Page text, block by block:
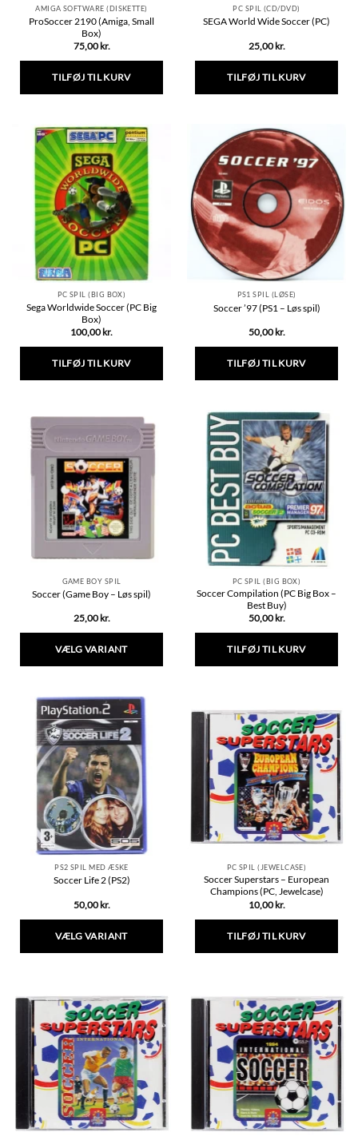
AMIGA SOFTWARE (DISKETTE)
ProSoccer 2190 (Amiga, Small
Box)
75,00 kr.
TILFØJ TIL KURV
PC SPIL (CD/DVD)
SEGA World Wide Soccer (PC)
25,00 kr.
TILFØJ TIL KURV
PC SPIL (BIG BOX)
Sega Worldwide Soccer (PC Big
Box)
100,00 kr.
TILFØJ TIL KURV
PS1 SPIL (LØSE)
Soccer ’97 (PS1 – Løs spil)
50,00 kr.
TILFØJ TIL KURV
GAME BOY SPIL
Soccer (Game Boy – Løs spil)
25,00 kr.
VÆLG VARIANT
har
flere
varianter.
Mulighederne
kan
vælges
på
varesiden
PC SPIL (BIG BOX)
Soccer Compilation (PC Big Box –
Best Buy)
50,00 kr.
TILFØJ TIL KURV
PS2 SPIL MED ÆSKE
Soccer Life 2 (PS2)
50,00 kr.
VÆLG VARIANT
flere
varianter.
Mulighederne
kan
vælges
på
varesiden
PC SPIL (JEWELCASE)
Soccer Superstars – European
Champions (PC, Jewelcase)
10,00 kr.
TILFØJ TIL KURV